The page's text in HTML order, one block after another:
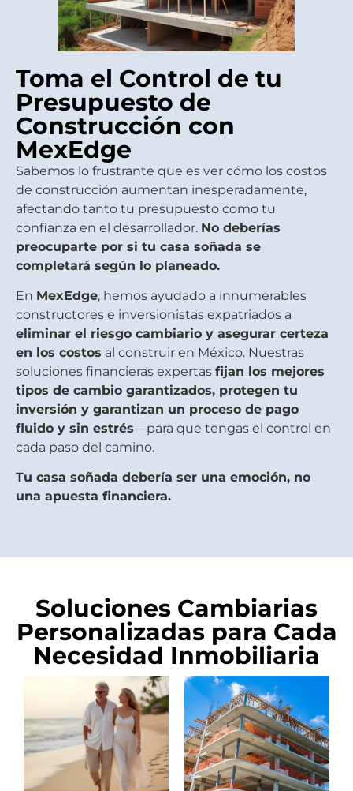
Toma el Control de tu
Presupuesto de
Construcción con
MexEdge
Sabemos lo frustrante que es ver cómo los costos
de construcción aumentan inesperadamente,
afectando tanto tu presupuesto como tu
confianza en el desarrollador. No deberías
preocuparte por si tu casa soñada se
completará según lo planeado.
En MexEdge, hemos ayudado a innumerables
constructores e inversionistas expatriados a
eliminar el riesgo cambiario y asegurar certeza
en los costos al construir en México. Nuestras
soluciones financieras expertas fijan los mejores
tipos de cambio garantizados, protegen tu
inversión y garantizan un proceso de pago
fluido y sin estrés—para que tengas el control en
cada paso del camino.
Tu casa soñada debería ser una emoción, no
una apuesta financiera.
Soluciones Cambiarias
Personalizadas para Cada
Necesidad Inmobiliaria